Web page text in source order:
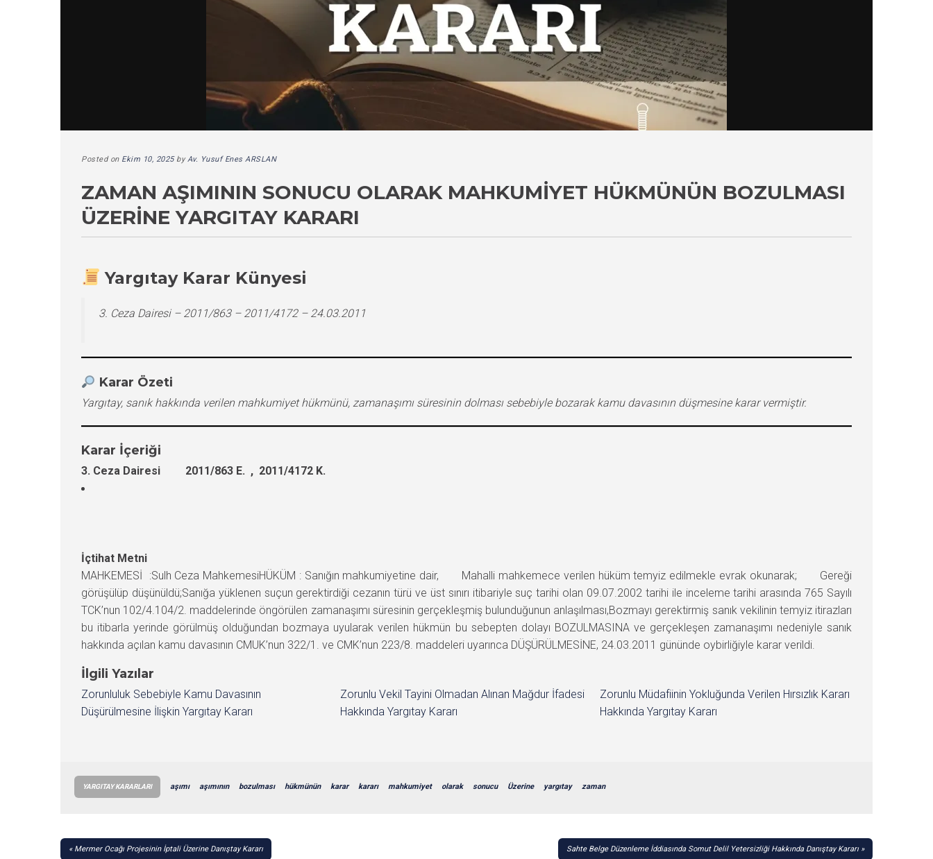
Posted on Ekim 10, 2025byAv. Yusuf Enes ARSLAN
ZAMAN AŞIMININ SONUCU OLARAK MAHKUMIYET HÜKMÜNÜN BOZULMASI
ÜZERINE YARGITAY KARARI
Yargıtay Karar Künyesi
3. Ceza Dairesi – 2011/863 – 2011/4172 – 24.03.2011
Karar Özeti
Yargıtay, sanık hakkında verilen mahkumiyet hükmünü, zamanaşımı süresinin dolması sebebiyle bozarak kamu davasının düşmesine karar vermiştir.
Karar İçeriği
3. Ceza Dairesi 2011/863 E. , 2011/4172 K.
İçtihat Metni
MAHKEMESİ :Sulh Ceza MahkemesiHÜKÜM : Sanığın mahkumiyetine dair, Mahalli mahkemece verilen hüküm temyiz edilmekle evrak okunarak; Gereği
görüşülüp düşünüldü;Sanığa yüklenen suçun gerektirdiği cezanın türü ve üst sınırı itibariyle suç tarihi olan 09.07.2002 tarihi ile inceleme tarihi arasında 765 Sayılı
TCK’nun 102/4.104/2. maddelerinde öngörülen zamanaşımı süresinin gerçekleşmiş bulunduğunun anlaşılması,Bozmayı gerektirmiş sanık vekilinin temyiz itirazları
bu itibarla yerinde görülmüş olduğundan bozmaya uyularak verilen hükmün bu sebepten dolayı BOZULMASINA ve gerçekleşen zamanaşımı nedeniyle sanık
hakkında açılan kamu davasının CMUK’nun 322/1. ve CMK’nun 223/8. maddeleri uyarınca DÜŞÜRÜLMESİNE, 24.03.2011 gününde oybirliğiyle karar verildi.
İlgili Yazılar
Zorunluluk Sebebiyle Kamu Davasının
Düşürülmesine İlişkin Yargıtay Kararı
Zorunlu Vekil Tayini Olmadan Alınan Mağdur İfadesi
Hakkında Yargıtay Kararı
Zorunlu Müdafiinin Yokluğunda Verilen Hırsızlık Kararı
Hakkında Yargıtay Kararı
YARGITAY KARARLARI aşımı aşımının bozulması hükmünün karar kararı mahkumiyet olarak sonucu Üzerine yargıtay zaman
YAZI
Mermer Ocağı Projesinin İptali Üzerine Danıştay Kararı Sahte Belge Düzenleme İddiasında Somut Delil Yetersizliği Hakkında Danıştay Kararı